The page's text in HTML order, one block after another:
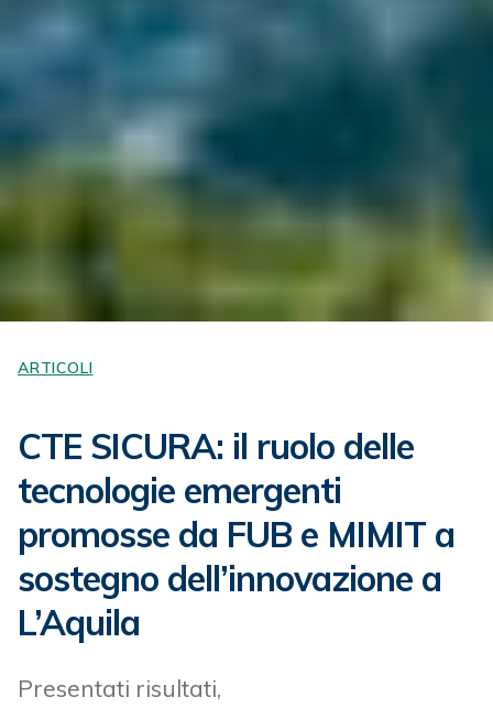
ARTICOLI
CTE SICURA: il ruolo delle
tecnologie emergenti
promosse da FUB e MIMIT a
sostegno dell’innovazione a
L’Aquila
Presentati risultati,